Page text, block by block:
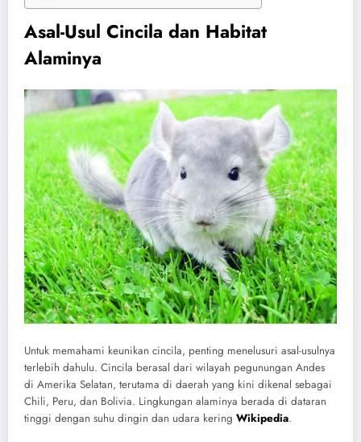
Asal-Usul Cincila dan Habitat
Alaminya
Untuk memahami keunikan cincila, penting menelusuri asal-usulnya
terlebih dahulu. Cincila berasal dari wilayah pegunungan Andes
di Amerika Selatan, terutama di daerah yang kini dikenal sebagai
Chili, Peru, dan Bolivia. Lingkungan alaminya berada di dataran
tinggi dengan suhu dingin dan udara kering Wikipedia.